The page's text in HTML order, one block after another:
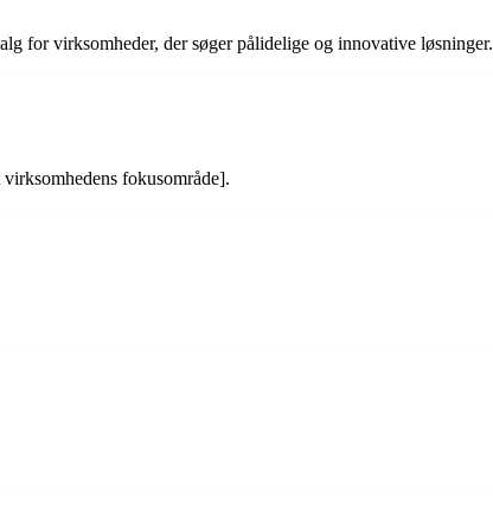
for virksomheder, der søger pålidelige og innovative løsninger.
fokusområde].